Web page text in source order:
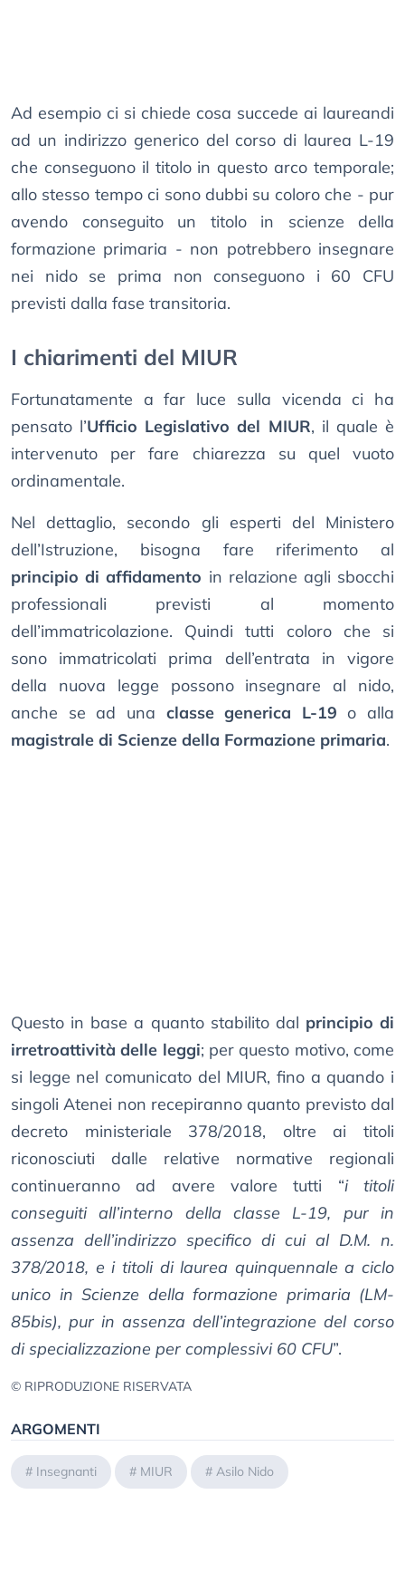
Ad esempio ci si chiede cosa succede ai laureandi
ad un indirizzo generico del corso di laurea L-19
che conseguono il titolo in questo arco temporale;
allo stesso tempo ci sono dubbi su coloro che - pur
avendo conseguito un titolo in scienze della
formazione primaria - non potrebbero insegnare
nei nido se prima non conseguono i 60 CFU
previsti dalla fase transitoria.
I chiarimenti del MIUR
Fortunatamente a far luce sulla vicenda ci ha
pensato l’Ufficio Legislativo del MIUR, il quale è
intervenuto per fare chiarezza su quel vuoto
ordinamentale.
Nel dettaglio, secondo gli esperti del Ministero
dell’Istruzione, bisogna fare riferimento al
principio di affidamento in relazione agli sbocchi
professionali previsti al momento
dell’immatricolazione. Quindi tutti coloro che si
sono immatricolati prima dell’entrata in vigore
della nuova legge possono insegnare al nido,
anche se ad una classe generica L-19 o alla
magistrale di Scienze della Formazione primaria.
Questo in base a quanto stabilito dal principio di
irretroattività delle leggi; per questo motivo, come
si legge nel comunicato del MIUR, fino a quando i
singoli Atenei non recepiranno quanto previsto dal
decreto ministeriale 378/2018, oltre ai titoli
riconosciuti dalle relative normative regionali
continueranno ad avere valore tutti “i titoli
conseguiti all’interno della classe L-19, pur in
assenza dell’indirizzo specifico di cui al D.M. n.
378/2018, e i titoli di laurea quinquennale a ciclo
unico in Scienze della formazione primaria (LM-
85bis), pur in assenza dell’integrazione del corso
di specializzazione per complessivi 60 CFU”.
© RIPRODUZIONE RISERVATA
ARGOMENTI
# Insegnanti # MIUR # Asilo Nido